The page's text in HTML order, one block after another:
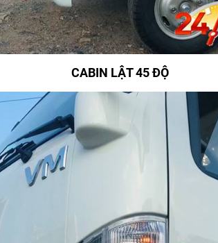
CABIN LẬT 45 ĐỘ